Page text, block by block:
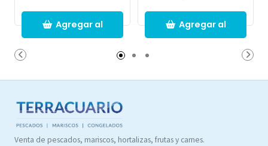
Agregar al Agregar al
Venta de pescados, mariscos, hortalizas, frutas y carnes.